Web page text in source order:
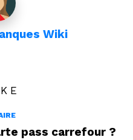
Wiki
pass carrefour ?